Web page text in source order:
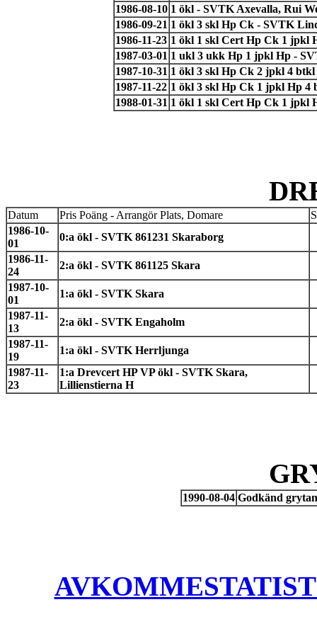
1986-08-10 1 ökl - SVTK Axevalla, Rui
1986-09-21 1 ökl 3 skl Hp Ck - SVTK
1986-11-23 1 ökl 1 skl Cert Hp Ck 1 jpkl
1987-03-01 1 ukl 3 ukk Hp 1 jpkl Hp -
1987-10-31 1 ökl 3 skl Hp Ck 2 jpkl 4
1987-11-22 1 ökl 3 skl Hp Ck 1 jpkl Hp 4
1988-01-31 1 ökl 1 skl Cert Hp Ck 1 jpkl
Datum Pris Poäng - Arrangör Plats, Domare
1986-10-
01
0:a ökl - SVTK 861231 Skaraborg
1986-11-
24
2:a ökl - SVTK 861125 Skara
1987-10-
01
1:a ökl - SVTK Skara
1987-11-
13
2:a ökl - SVTK Engaholm
1987-11-
19
1:a ökl - SVTK Herrljunga
1987-11-
23
1:a Drevcert HP VP ökl - SVTK Skara,
Lillienstierna H
1990-08-04 Godkänd